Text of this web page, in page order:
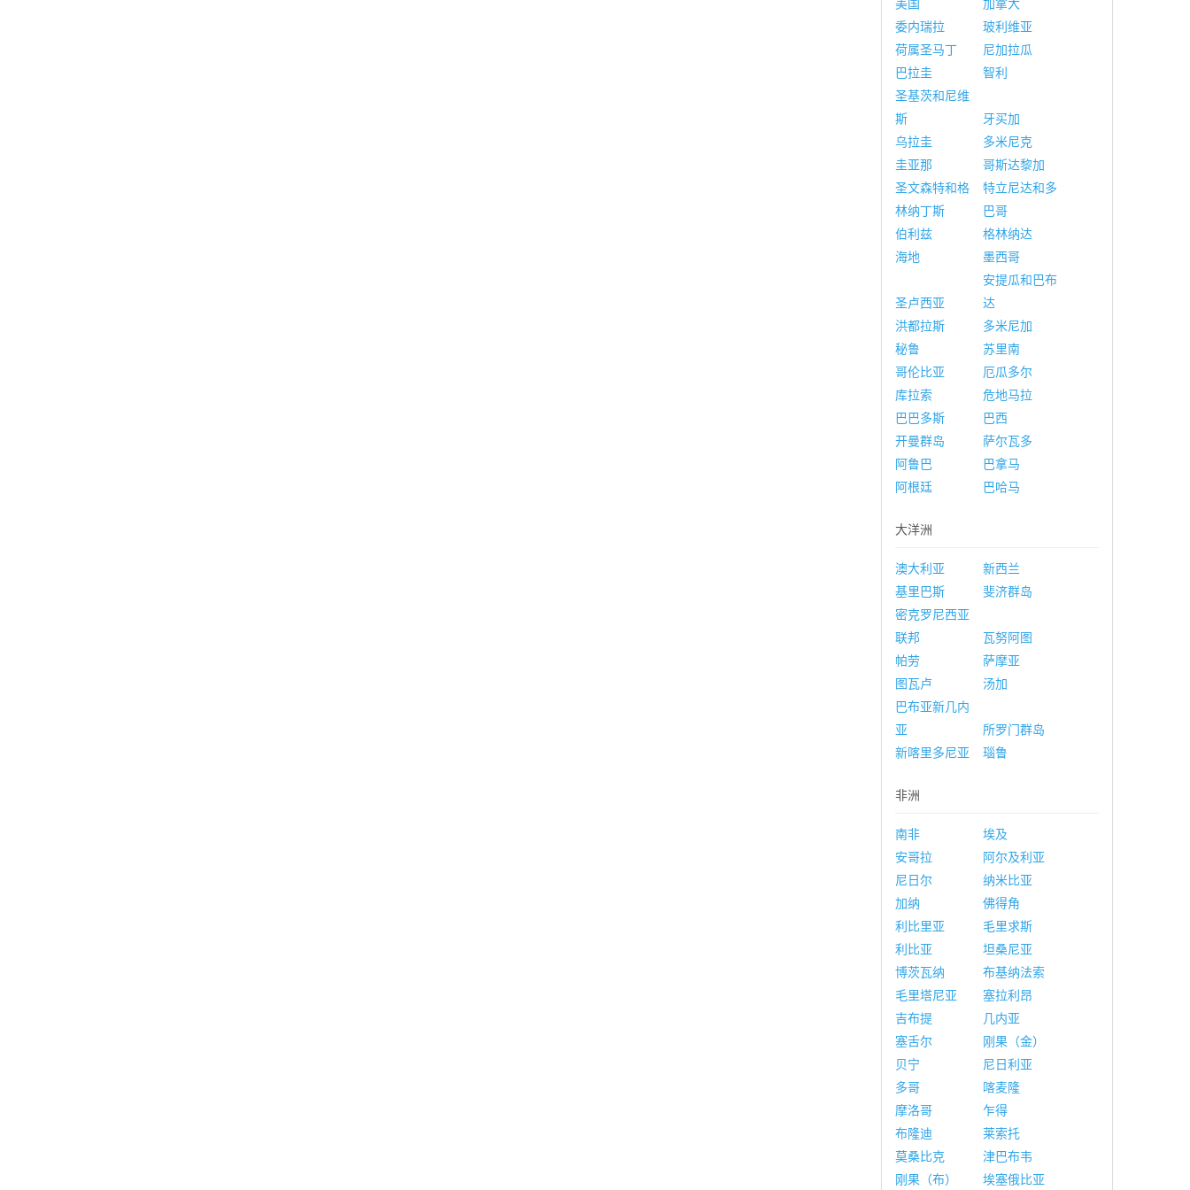
美国
加拿大
委内瑞拉
玻利维亚
荷属圣马丁
尼加拉瓜
巴拉圭
智利
圣基茨和尼维
斯
牙买加
乌拉圭
多米尼克
圭亚那
哥斯达黎加
圣文森特和格
林纳丁斯
特立尼达和多
巴哥
伯利兹
格林纳达
海地
墨西哥
圣卢西亚
安提瓜和巴布
达
洪都拉斯
多米尼加
秘鲁
苏里南
哥伦比亚
厄瓜多尔
库拉索
危地马拉
巴巴多斯
巴西
开曼群岛
萨尔瓦多
阿鲁巴
巴拿马
阿根廷
巴哈马
大洋洲
澳大利亚
新西兰
基里巴斯
斐济群岛
密克罗尼西亚
联邦
瓦努阿图
帕劳
萨摩亚
图瓦卢
汤加
巴布亚新几内
亚
所罗门群岛
新喀里多尼亚
瑙鲁
非洲
南非
埃及
安哥拉
阿尔及利亚
尼日尔
纳米比亚
加纳
佛得角
利比里亚
毛里求斯
利比亚
坦桑尼亚
博茨瓦纳
布基纳法索
毛里塔尼亚
塞拉利昂
吉布提
几内亚
塞舌尔
刚果（金）
贝宁
尼日利亚
多哥
喀麦隆
摩洛哥
乍得
布隆迪
莱索托
莫桑比克
津巴布韦
刚果（布）
埃塞俄比亚